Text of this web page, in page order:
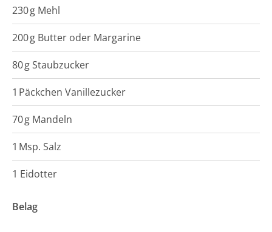
230g Mehl
200g Butter oder Margarine
80gStaubzucker
1 Päckchen Vanillezucker
70g Mandeln
1 Msp. Salz
1 Eidotter
Belag